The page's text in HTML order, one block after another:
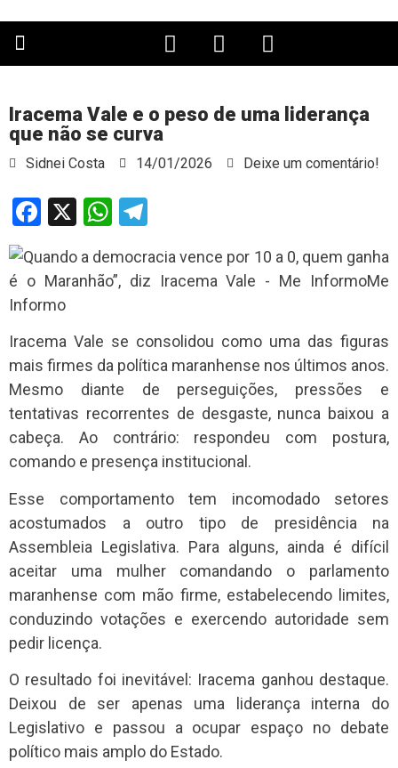
Iracema Vale e o peso de uma liderança
que não se curva
Sidnei Costa 14/01/2026 Deixe um comentário!
Facebook
X WhatsApp
Iracema Vale se consolidou como uma das figuras
mais firmes da política maranhense nos últimos anos.
Mesmo diante de perseguições, pressões e
tentativas recorrentes de desgaste, nunca baixou a
cabeça. Ao contrário: respondeu com postura,
comando e presença institucional.
Esse comportamento tem incomodado setores
acostumados a outro tipo de presidência na
Assembleia Legislativa. Para alguns, ainda é difícil
aceitar uma mulher comandando o parlamento
maranhense com mão firme, estabelecendo limites,
conduzindo votações e exercendo autoridade sem
pedir licença.
O resultado foi inevitável: Iracema ganhou destaque.
Deixou de ser apenas uma liderança interna do
Legislativo e passou a ocupar espaço no debate
político mais amplo do Estado.